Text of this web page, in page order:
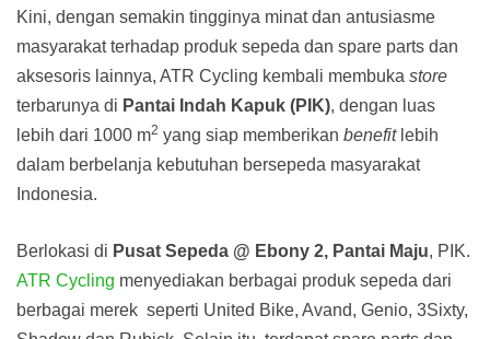
Kini, dengan semakin tingginya minat dan antusiasme
masyarakat terhadap produk sepeda dan spare parts dan
aksesoris lainnya, ATR Cycling kembali membuka store
terbarunya di Pantai Indah Kapuk (PIK), dengan luas
lebih dari 1000 m2 yang siap memberikan benefitlebih
dalam berbelanja kebutuhan bersepeda masyarakat
Indonesia.
Berlokasi di Pusat Sepeda @ Ebony 2, Pantai Maju, PIK.
ATR Cycling menyediakan berbagai produk sepeda dari
berbagai merek seperti United Bike, Avand, Genio, 3Sixty,